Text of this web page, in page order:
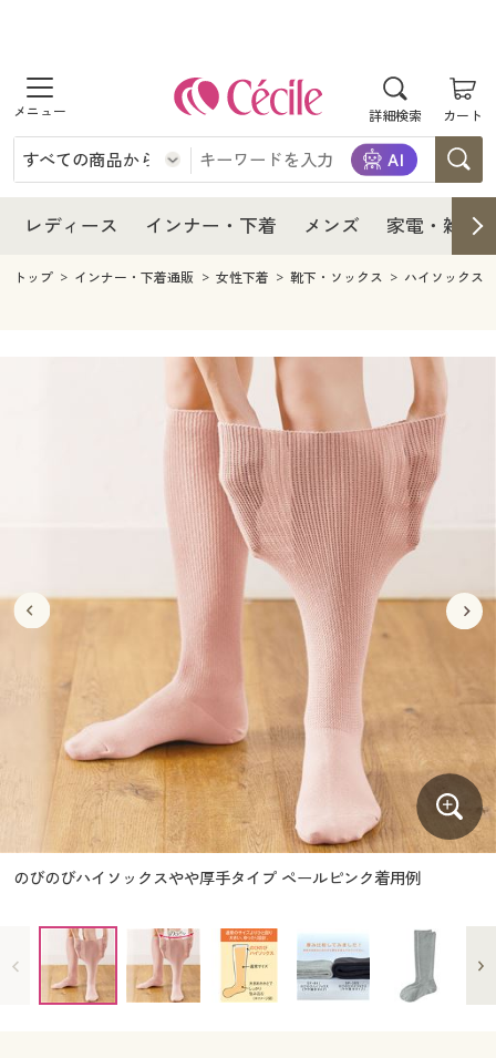
詳細検索 カート
商品を探す
レディース
レディースファッション
インナー・下着
インナー・下着通販すべて
ジュニア・ティーンズ下着
メンズ
キッチン・雑貨・日用品
寝具・インテリア・家具
寝具・インテリア・家具通販すべて
美容・健康通販すべて
美容・健康・サプリメント
ジュニア・ティーンズ下着
大きいサイズ レディース服
大きいサイズ レディース下着
大きいサイズ メンズ
バーゲンセール
シークレットセール
詳細検索
商品カテゴリ一覧
カタログ
カタログ・チラシからのご注文
デジタルカタログ
カタログ無料プレゼント
レディース インナー・下着 メンズ 家電・雑貨
レディース
レディース通販すべて
レディースファッション
インナー・下着
インナー・下着通販すべて
ジュニア・ティーンズ下着
メンズ
キッチン・雑貨・日用品
寝具・インテリア・家具通販すべて
カーテン・ラグ・ファブリック
美容・健康・サプリメント
制服・スクールすべて
ジュニア・ティーンズ下着
大きいサイズ通販すべて
大きいサイズ レディース服
大きいサイズ レディース下着
大きいサイズ メンズ
大きいサイズ 事務・制服
バーゲンセール
シークレットセール
詳細検索
商品カテゴリ一覧
カタログ
カタログ・チラシからのご注文
カタログ無料プレゼント
会員メニュー
トップ インナー・下着通販 女性下着 靴下・ソックス ハイソックス
のびのびハイソックスやや厚手タイプ ペールピンク着用例